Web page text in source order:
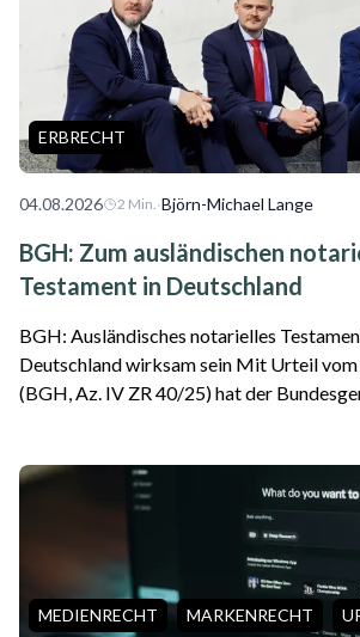
ERBRECHT
04.08.2026 2 Min. ·Björn-Michael Lange
BGH: Zum ausländischen
Testament in Deutschland
BGH: Ausländisches notarielles
Deutschland wirksam sein Mit Urteil vom 21. Januar 2026
(BGH, Az. IV ZR 40/25) hat der
MEDIENRECHT MARKENRECHT